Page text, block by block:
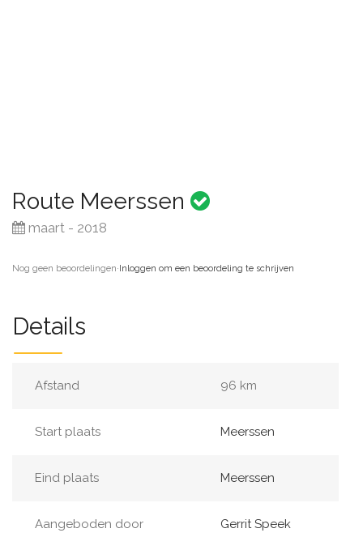
Route Meerssen
maart - 2018
Nog geen beoordelingen·Inloggen om een beoordeling te schrijven
Details
Afstand 96 km
Start plaats Meerssen
Eind plaats Meerssen
Aangeboden door Gerrit Speek